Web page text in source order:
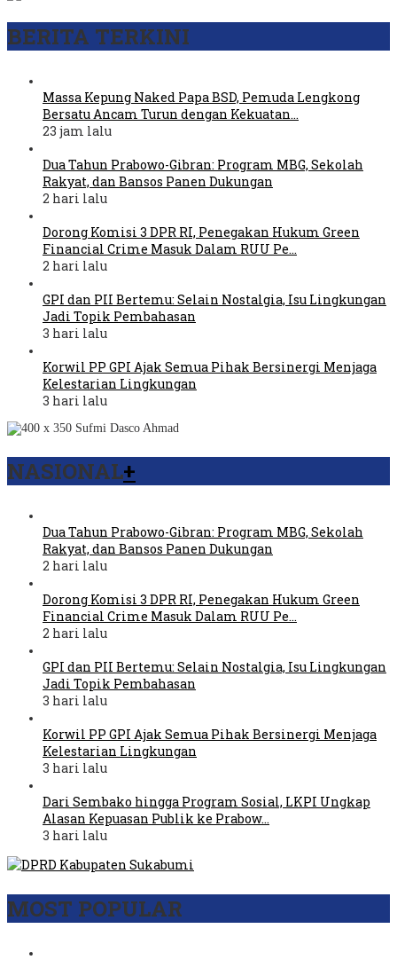
BERITA TERKINI
Massa Kepung Naked Papa BSD, Pemuda Lengkong
Bersatu Ancam Turun dengan Kekuatan…
23 jam lalu
Dua Tahun Prabowo-Gibran: Program MBG, Sekolah
Rakyat, dan Bansos Panen Dukungan
2 hari lalu
Dorong Komisi 3 DPR RI, Penegakan Hukum Green
Financial Crime Masuk Dalam RUU Pe…
2 hari lalu
GPI dan PII Bertemu: Selain Nostalgia, Isu Lingkungan
Jadi Topik Pembahasan
3 hari lalu
Korwil PP GPI Ajak Semua Pihak Bersinergi Menjaga
Kelestarian Lingkungan
3 hari lalu
NASIONAL+
Dua Tahun Prabowo-Gibran: Program MBG, Sekolah
Rakyat, dan Bansos Panen Dukungan
2 hari lalu
Dorong Komisi 3 DPR RI, Penegakan Hukum Green
Financial Crime Masuk Dalam RUU Pe…
2 hari lalu
GPI dan PII Bertemu: Selain Nostalgia, Isu Lingkungan
Jadi Topik Pembahasan
3 hari lalu
Korwil PP GPI Ajak Semua Pihak Bersinergi Menjaga
Kelestarian Lingkungan
3 hari lalu
Dari Sembako hingga Program Sosial, LKPI Ungkap
Alasan Kepuasan Publik ke Prabow…
3 hari lalu
MOST POPULAR